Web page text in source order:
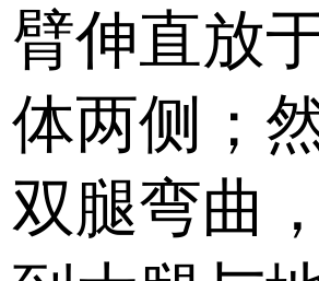
臂伸直放
体两侧；
双腿弯曲